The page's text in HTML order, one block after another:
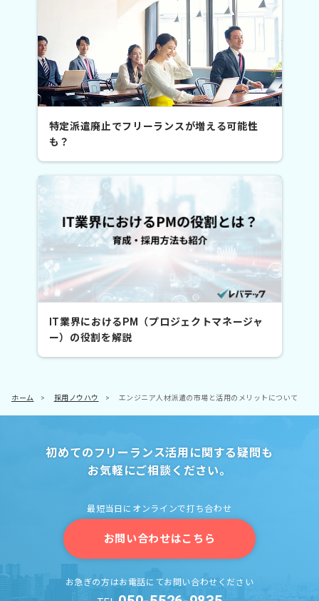
特定派遣廃止でフリーランスが増える可能性
も？
IT業界におけるPM（プロジェクトマネージャ
ー）の役割を解説
ホーム > 採用ノウハウ > エンジニア人材派遣の市場と活用のメリットについて
初めてのフリーランス活用に関する疑問も
お気軽にご相談ください。
最短当日にオンラインで打ち合わせ
お問い合わせはこちら
お急ぎの方はお電話にてお問い合わせください